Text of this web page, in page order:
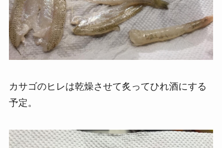
カサゴのヒレは乾燥させて炙ってひれ酒にする
予定。